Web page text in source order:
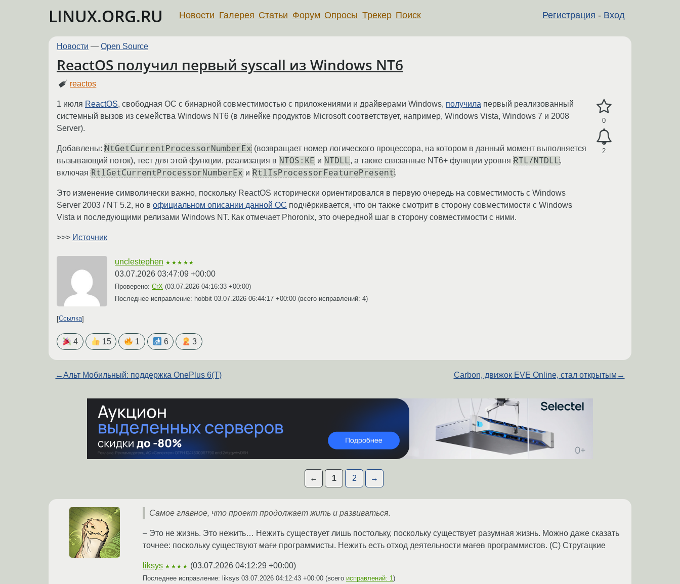
LINUX.ORG.RU Регистрация - Вход
Новости Галерея Статьи Форум Опросы Трекер Поиск
Новости — Open Source
ReactOS получил первый syscall из Windows NT6
reactos
0
2
1 июля ReactOS, свободная ОС с бинарной совместимостью с приложениями и драйверами Windows, получила первый реализованный
системный вызов из семейства Windows NT6 (в линейке продуктов Microsoft соответствует, например, Windows Vista, Windows 7 и 2008
Server).
Добавлены: NtGetCurrentProcessorNumberEx (возвращает номер логического процессора, на котором в данный момент выполняется
вызывающий поток), тест для этой функции, реализация в NTOS:KE и NTDLL, а также связанные NT6+ функции уровня RTL/NTDLL,
включая RtlGetCurrentProcessorNumberEx и RtlIsProcessorFeaturePresent .
Это изменение символически важно, поскольку ReactOS исторически ориентировался в первую очередь на совместимость с Windows
Server 2003 / NT 5.2, но в официальном описании данной ОС подчёркивается, что он также смотрит в сторону совместимости с Windows
Vista и последующими релизами Windows NT. Как отмечает Phoronix, это очередной шаг в сторону совместимости с ними.
>>> Источник
unclestephen ★★★★★
03.07.2026 03:47:09 +00:00
Проверено: CrX (03.07.2026 04:16:33 +00:00)
Последнее исправление: hobbit 03.07.2026 06:44:17 +00:00 (всего исправлений: 4)
Ссылка
4 15 1 6 3
←Альт Мобильный: поддержка OnePlus 6(T) Carbon, движок EVE Online, стал открытым →
← 1 2 →
Самое главное, что проект продолжает жить и развиваться.
– Это не жизнь. Это нежить… Нежить существует лишь постольку, поскольку существует разумная жизнь. Можно даже сказать
точнее: поскольку существуют маги программисты. Нежить есть отход деятельности магов программистов. (С) Стругацкие
liksys ★★★★ (03.07.2026 04:12:29 +00:00)
Последнее исправление: liksys 03.07.2026 04:12:43 +00:00 (всего исправлений: 1)